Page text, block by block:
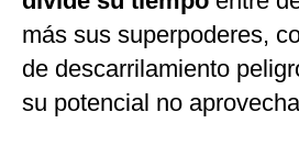
más sus superpoderes,
de descarrilamiento
su potencial no